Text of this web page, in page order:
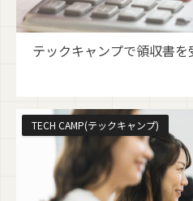
テックキャンプで領収書
TECH CAMP(テックキャンプ)